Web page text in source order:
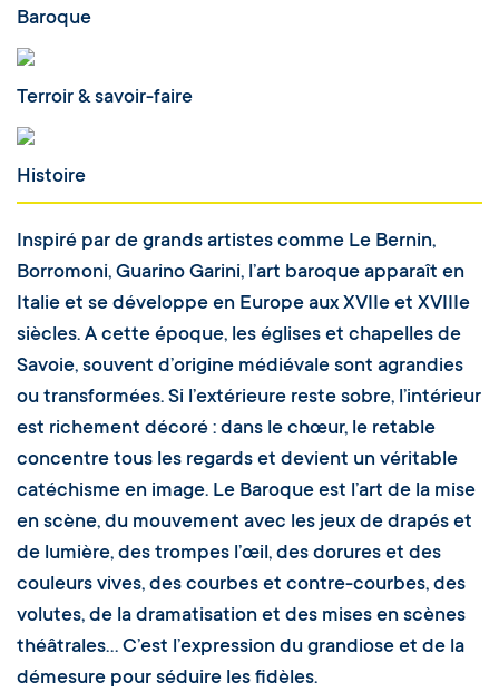
Baroque
Terroir & savoir-faire
Histoire
Inspiré par de grands artistes comme Le Bernin,
Borromoni, Guarino Garini, l’art baroque apparaît en
Italie et se développe en Europe aux XVIIe et XVIIIe
siècles. A cette époque, les églises et chapelles de
Savoie, souvent d’origine médiévale sont agrandies
ou transformées. Si l’extérieure reste sobre, l’intérieur
est richement décoré : dans le chœur, le retable
concentre tous les regards et devient un véritable
catéchisme en image. Le Baroque est l’art de la mise
en scène, du mouvement avec les jeux de drapés et
de lumière, des trompes l’œil, des dorures et des
couleurs vives, des courbes et contre-courbes, des
volutes, de la dramatisation et des mises en scènes
théâtrales… C’est l’expression du grandiose et de la
démesure pour séduire les fidèles.